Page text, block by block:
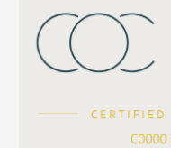
公司
S車花鏈系列
珍珠鏈系列
坦克鏈系列
滿天星鏈系列
方假繩鏈系列
珠扣